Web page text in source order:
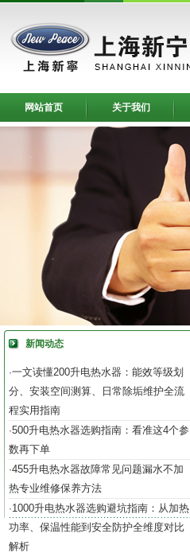
网站首页 关于我们
新闻动态
·一文读懂200升电热水器：能效等级划
分、安装空间测算、日常除垢维护全流
程实用指南
·500升电热水器选购指南：看准这4个参
数再下单
·455升电热水器故障常见问题漏水不加
热专业维修保养方法
·1000升电热水器选购避坑指南：从加热
功率、保温性能到安全防护全维度对比
解析